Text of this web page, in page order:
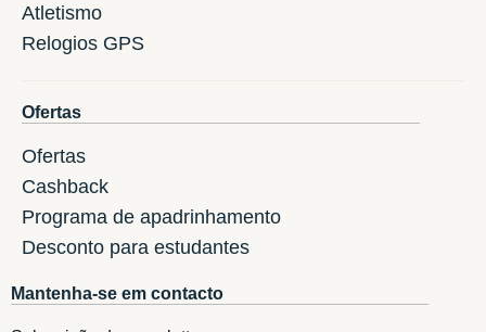
Atletismo
Relogios GPS
Ofertas
Ofertas
Cashback
Programa de apadrinhamento
Desconto para estudantes
Mantenha-se em contacto